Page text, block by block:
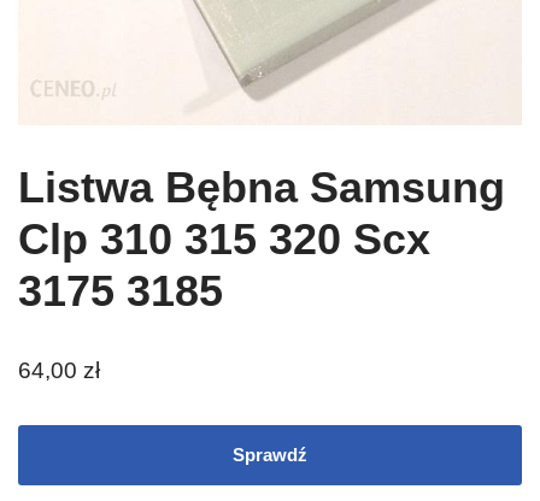
Listwa Bębna Samsung
Clp 310 315 320 Scx
3175 3185
64,00 zł
Sprawdź